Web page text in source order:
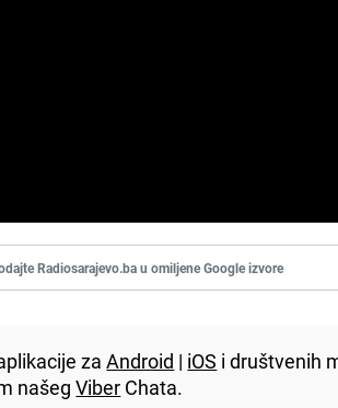
Radiosarajevo.ba u omiljene Google izvore
zaAndroid | iOS i društvenih
našegViber Chata.